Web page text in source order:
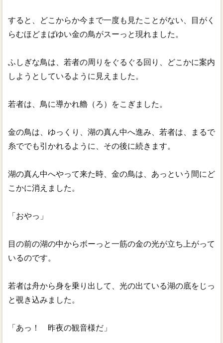
すると、どこからか今まで一度も見たことがない、目がく
らむほどまばゆい金の鳥がスーっと現れました。
ふしぎな鳥は、若者の周りをぐるぐる回り、どこかに案内
しようとしているように見えました。
若者は、鳥に導かれ艪（ろ）をこぎました。
金の鳥は、ゆっくり、湖の真ん中へ進み、若者は、まるで
糸ででも引かれるように、その後に続きます。
湖の真ん中へやって来た時、金の鳥は、あっという間にど
こかに消えました。
「おやっ」
目の前の湖の中からボーっと一筋の金の光が立ち上がって
いるのです。
若者は舟から身を乗り出して、光の出ている湖の底をじっ
と覗き込みました。
「あっ！ 昨夜の観音様だ」